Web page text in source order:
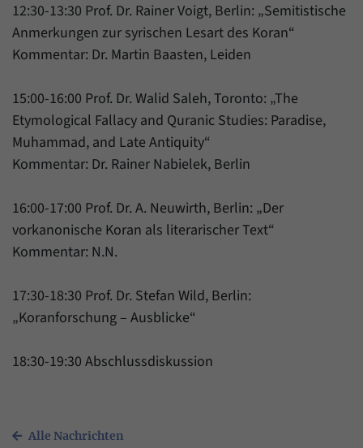
12:30-13:30 Prof. Dr. Rainer Voigt, Berlin: „Semitistische
Anmerkungen zur syrischen Lesart des Koran“
Kommentar: Dr. Martin Baasten, Leiden
15:00-16:00 Prof. Dr. Walid Saleh, Toronto: „The
Etymological Fallacy and Quranic Studies: Paradise,
Muhammad, and Late Antiquity“
Kommentar: Dr. Rainer Nabielek, Berlin
16:00-17:00 Prof. Dr. A. Neuwirth, Berlin: „Der
vorkanonische Koran als literarischer Text“
Kommentar: N.N.
17:30-18:30 Prof. Dr. Stefan Wild, Berlin:
„Koranforschung – Ausblicke“
18:30-19:30 Abschlussdiskussion
Alle Nachrichten